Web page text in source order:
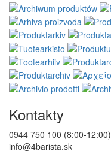
Kontakty
0944 750 100 (8:00-12:00)
info@4barista.sk